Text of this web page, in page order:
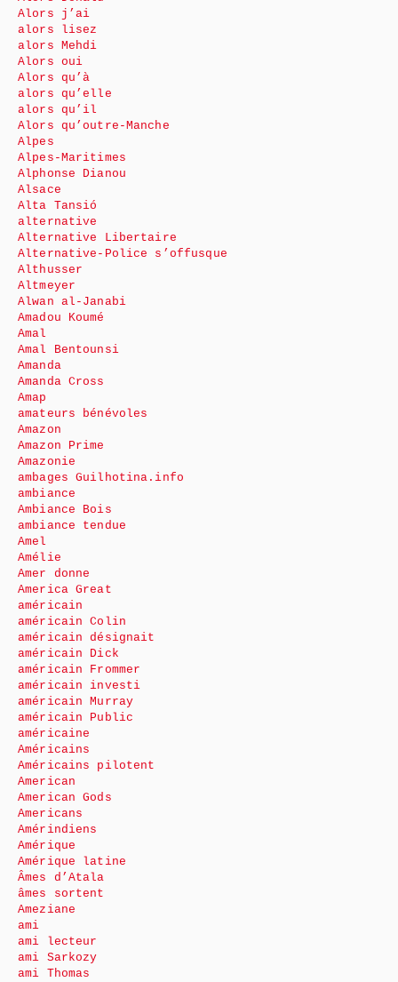
Alors j’ai
alors lisez
alors Mehdi
Alors oui
Alors qu’à
alors qu’elle
alors qu’il
Alors qu’outre-Manche
Alpes
Alpes-Maritimes
Alphonse Dianou
Alsace
Alta Tansió
alternative
Alternative Libertaire
Alternative-Police s’offusque
Althusser
Altmeyer
Alwan al-Janabi
Amadou Koumé
Amal
Amal Bentounsi
Amanda
Amanda Cross
Amap
amateurs bénévoles
Amazon
Amazon Prime
Amazonie
ambages Guilhotina.info
ambiance
Ambiance Bois
ambiance tendue
Amel
Amélie
Amer donne
America Great
américain
américain Colin
américain désignait
américain Dick
américain Frommer
américain investi
américain Murray
américain Public
américaine
Américains
Américains pilotent
American
American Gods
Americans
Amérindiens
Amérique
Amérique latine
Âmes d’Atala
âmes sortent
Ameziane
ami
ami lecteur
ami Sarkozy
ami Thomas